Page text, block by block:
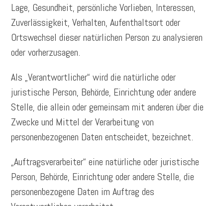
Lage, Gesundheit, persönliche Vorlieben, Interessen,
Zuverlässigkeit, Verhalten, Aufenthaltsort oder
Ortswechsel dieser natürlichen Person zu analysieren
oder vorherzusagen.
Als „Verantwortlicher“ wird die natürliche oder
juristische Person, Behörde, Einrichtung oder andere
Stelle, die allein oder gemeinsam mit anderen über die
Zwecke und Mittel der Verarbeitung von
personenbezogenen Daten entscheidet, bezeichnet.
„Auftragsverarbeiter“ eine natürliche oder juristische
Person, Behörde, Einrichtung oder andere Stelle, die
personenbezogene Daten im Auftrag des